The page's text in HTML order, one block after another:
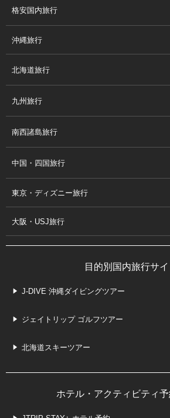
格安国内旅行
沖縄旅行
北海道旅行
九州旅行
南西諸島旅行
中国・四国旅行
東京・ディズニー旅行
大阪・USJ旅行
目的別国内旅行サイ
J-DIVE 沖縄ダイビングツアー
ジェイトリップ ゴルフツアー
北海道スキーツアー
ホテル・アクティビティ予